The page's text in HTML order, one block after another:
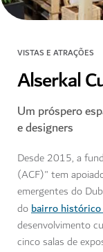
VISTAS E ATRAÇÕES
Alserkal
Um próspero
e designers
Desde 2015, a
(ACF)" tem
emergentes do
dobairro histórico
desenvolvimento
cinco salas de